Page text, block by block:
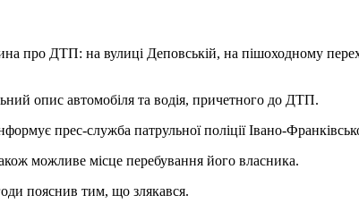
про ДТП: на вулиці Деповській, на пішоходному
опис автомобіля та водія, причетного до ДТП.
прес-служба патрульної поліції Івано-
можливе місце перебування його власника.
пояснив тим, що злякався.